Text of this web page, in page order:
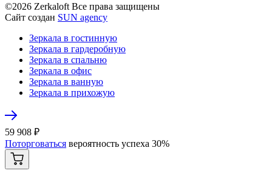
©2026 Zerkaloft Все права защищены
Сайт создан SUN agency
Зеркала в гостинную
Зеркала в гардеробную
Зеркала в спальню
Зеркала в офис
Зеркала в ванную
Зеркала в прихожую
59 908 ₽
Поторговаться вероятность успеха 30%